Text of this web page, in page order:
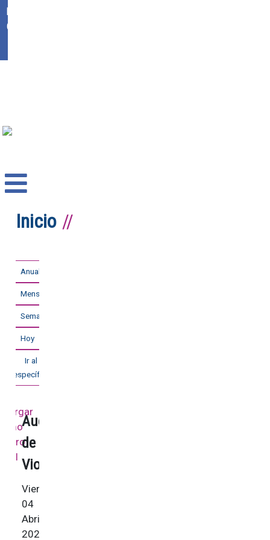
Ikasgunea
Office 365
Inicio
Anual
Mensual
Semanal
Hoy
Ir al mes
específico
Audición
de
Violín
Viernes,
04
Abril
2025